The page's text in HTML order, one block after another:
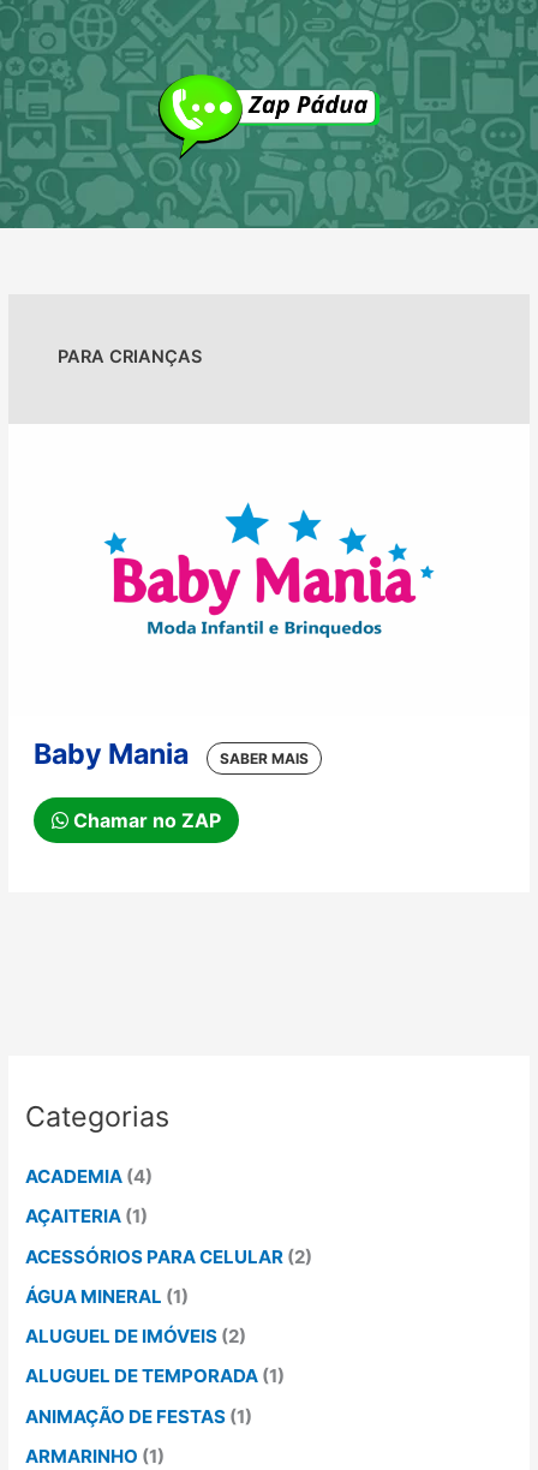
Ir
para
o
conteúdo
PARA CRIANÇAS
Baby Mania
Chamar no ZAP
Categorias
ACADEMIA (4)
AÇAITERIA (1)
ACESSÓRIOS PARA CELULAR (2)
ÁGUA MINERAL (1)
ALUGUEL DE IMÓVEIS (2)
ALUGUEL DE TEMPORADA (1)
ANIMAÇÃO DE FESTAS (1)
ARMARINHO (1)